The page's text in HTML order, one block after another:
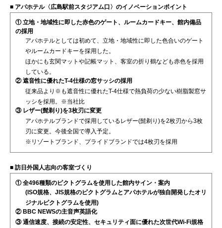
■ アパホテル〈広島駅前スタジアム口〉のイノベーションポイント
① 立地・地域性に即した赤色のゲート、ルームカードキー、館内備品
の採用
アパホテルとしては初めて、立地・地域性に即した色合いのゲート
やルームカードキーを採用した。
ほかにも玄関マットや記帳マット、客室の折り鶴なども赤色を採用
している。
② 遮音性に優れたT-4仕様の窓サッシの採用
従来品より※も遮音性に優れたT-4仕様で熱負荷の少ない樹脂製窓サ
ッシを採用。※当社比
③ レザー(髭剃り)を3枚刃に変更
アパホテルブランドで採用しているレザー(髭剃り)を2枚刃から3枚
刃に変更。今後全国で導入予定。
※リゾートブランド、プライドブランドでは4枚刃を採用
■ 訪日外国人志向の客室づくり
① 全496種類のピクトグラムを使用した館内サイン・案内
(ISO規格、JIS規格のピクトグラムとアパホテルが独自開発したオリ
ジナルピクトグラムを使用)
② BBC NEWSの主音声英語化
③ 通信速度、接続の安定性、セキュリティ面に優れた次世代Wi-Fi規格